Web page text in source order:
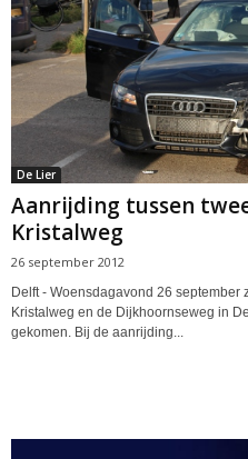
De Lier
Aanrijding tussen
Kristalweg
26 september 2012
Delft - Woensdagavond 26 september
Kristalweg en de Dijkhoornseweg in
gekomen. Bij de aanrijding...